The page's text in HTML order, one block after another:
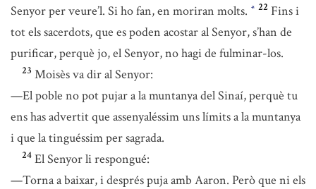
Senyor per veure’l. Si ho fan, en moriran molts. * 22 Fins i
tot els sacerdots, que es poden acostar al Senyor, s’han de
purificar, perquè jo, el Senyor, no hagi de fulminar-los.
23 Moisès va dir al Senyor:
—El poble no pot pujar a la muntanya del Sinaí, perquè tu
ens has advertit que assenyaléssim uns límits a la muntanya
i que la tinguéssim per sagrada.
24 El Senyor li respongué:
—Torna a baixar, i després puja amb Aaron. Però que ni els